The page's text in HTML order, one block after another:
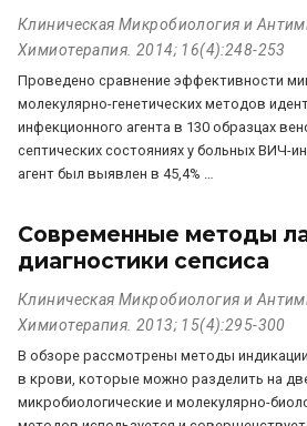
Клиническая Микробиология и
Химиотерапия. 2014; 16(4):248-253
Проведено сравнение эффективности
молекулярно-генетических методов
инфекционного агента в 130 образцах
септических состояниях у больных ВИЧ-
агент был выявлен в 45,4% …
Современные методы
диагностики сепсиса
Клиническая Микробиология и
Химиотерапия. 2013; 15(4):295-300
В обзоре рассмотрены методы
в крови, которые можно разделить на
микробиологические и молекулярно-